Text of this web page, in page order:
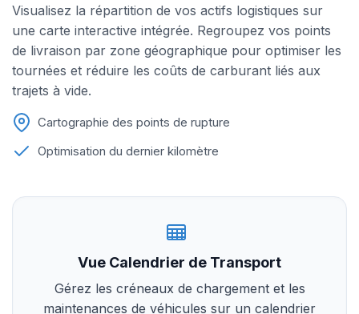
Visualisez la répartition de vos actifs logistiques sur
une carte interactive intégrée. Regroupez vos points
de livraison par zone géographique pour optimiser les
tournées et réduire les coûts de carburant liés aux
trajets à vide.
Cartographie des points de rupture
Optimisation du dernier kilomètre
Vue Calendrier de Transport
Gérez les créneaux de chargement et les
maintenances de véhicules sur un calendrier